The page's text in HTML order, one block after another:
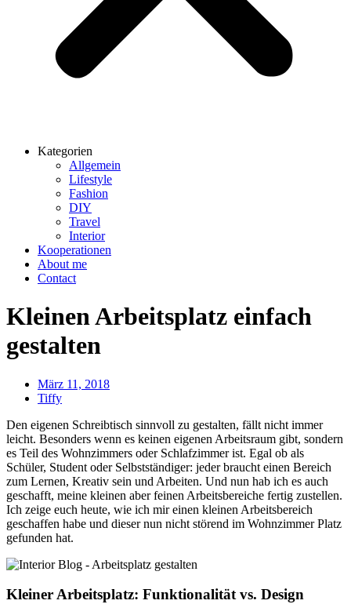
Kategorien
Allgemein
Lifestyle
Fashion
DIY
Travel
Interior
Kooperationen
About me
Contact
Kleinen Arbeitsplatz einfach
gestalten
März 11, 2018
Tiffy
Den eigenen Schreibtisch sinnvoll zu gestalten, fällt nicht immer
leicht. Besonders wenn es keinen eigenen Arbeitsraum gibt, sondern
es Teil des Wohnzimmers oder Schlafzimmer ist. Egal ob als
Schüler, Student oder Selbstständiger: jeder braucht einen Bereich
zum Lernen, Kreativ sein und Arbeiten. Und nun hab ich es auch
geschafft, meine kleinen aber feinen Arbeitsbereiche fertig zustellen.
Ich zeige euch heute, wie ich mir einen kleinen Arbeitsbereich
geschaffen habe und dieser nun nicht störend im Wohnzimmer Platz
gefunden hat.
Kleiner Arbeitsplatz: Funktionalität vs. Design